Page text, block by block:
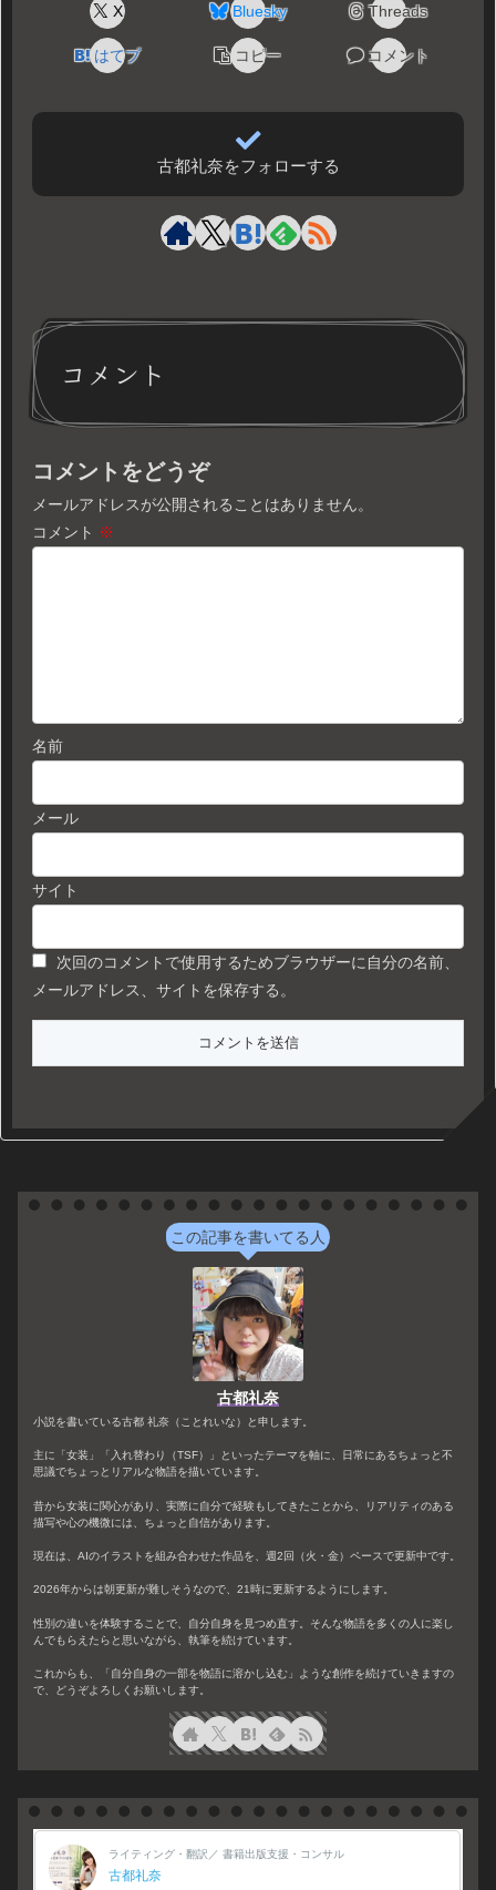
X Bluesky Threads
はてブ コピー コメント
古都礼奈をフォローする
コメント
コメントをどうぞ
メールアドレスが公開されることはありません。
コメント ※
名前
メール
サイト
次回のコメントで使用するためブラウザーに自分の名前、
メールアドレス、サイトを保存する。
この記事を書いてる人
古都礼奈
小説を書いている古都 礼奈（ことれいな）と申します。
主に「女装」「入れ替わり（TSF）」といったテーマを軸に、日常にあるちょっと不
思議でちょっとリアルな物語を描いています。
昔から女装に関心があり、実際に自分で経験もしてきたことから、リアリティのある
描写や心の機微には、ちょっと自信があります。
現在は、AIのイラストを組み合わせた作品を、週2回（火・金）ペースで更新中です。
2026年からは朝更新が難しそうなので、21時に更新するようにします。
性別の違いを体験することで、自分自身を見つめ直す。そんな物語を多くの人に楽し
んでもらえたらと思いながら、執筆を続けています。
これからも、「自分自身の一部を物語に溶かし込む」ような創作を続けていきますの
で、どうぞよろしくお願いします。